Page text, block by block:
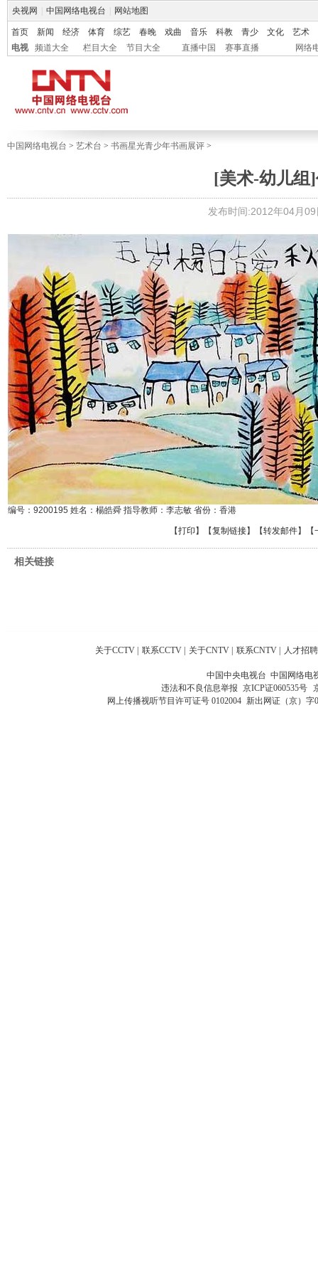
央视网 中国网络电视台 网站地图
首页 新闻 经济 体育 综艺 春晚 戏曲 音乐 科教 青少 文化
艺术
电视
频道大全 栏目大全 节目大全 直播中国 赛事直播 网络
中国网络电视台 > 艺术台 > 书画星光青少年书画展评 >
[美术-幼儿组]
发布时间:2012年04月
编号：9200195 姓名：楊皓舜 指导教师：李志敏 省份：香港
【打印 】【复制链接】【转发邮件】
相关链接
关于CCTV 联系CCTV 关于CNTV 联系CNTV 人才招聘
中国中央电视台 中国网络电
违法和不良信息举报 京ICP证060535号
网上传播视听节目许可证号 0102004 新出网证（京）